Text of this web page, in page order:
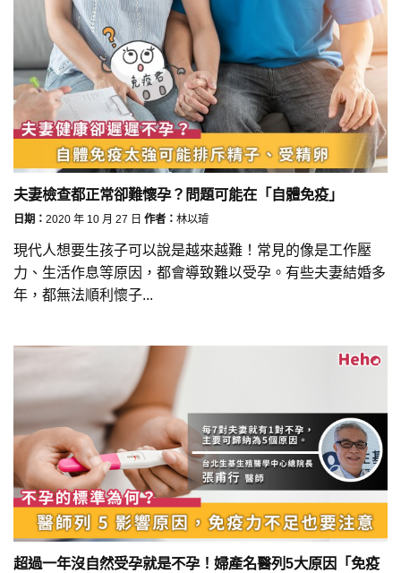
夫妻檢查都正常卻難懷孕？問題可能在「自體免疫」
日期： 2020 年 10 月 27 日 作者： 林以璿
現代人想要生孩子可以說是越來越難！常見的像是工作壓
力、生活作息等原因，都會導致難以受孕。有些夫妻結婚多
年，都無法順利懷子...
超過一年沒自然受孕就是不孕！婦產名醫列5大原因「免疫